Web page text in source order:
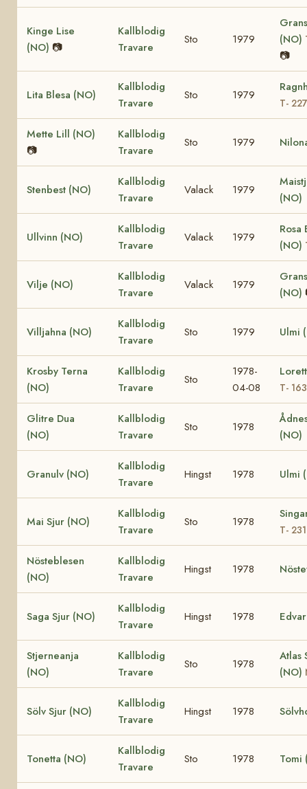
Kinge Lise
(NO) 📷
Kallblodig
Travare
Sto 1979
(NO)
📷
Lita Blesa (NO)
Kallblodig
Travare
Sto 1979
T-
Mette Lill (NO)
📷
Kallblodig
Travare
Sto 1979
Stenbest (NO)
Kallblodig
Travare
Valack 1979
(NO)
Ullvinn (NO)
Kallblodig
Travare
Valack 1979
Rosa
(NO)
Vilje (NO)
Kallblodig
Travare
Valack 1979
(NO)
Villjahna (NO)
Kallblodig
Travare
Sto 1979 Ulmi
Krosby Terna
(NO)
Kallblodig
Travare
Sto
1978-
04-08
T-
Glitre Dua
(NO)
Kallblodig
Travare
Sto 1978
(NO)
Granulv (NO)
Kallblodig
Travare
Hingst 1978 Ulmi
Mai Sjur (NO)
Kallblodig
Travare
Sto 1978
T-
Nösteblesen
(NO)
Kallblodig
Travare
Hingst 1978
Saga Sjur (NO)
Kallblodig
Travare
Hingst 1978
Stjerneanja
(NO)
Kallblodig
Travare
Sto 1978
Atlas
(NO)
Sölv Sjur (NO)
Kallblodig
Travare
Hingst 1978
Tonetta (NO)
Kallblodig
Travare
Sto 1978 Tomi